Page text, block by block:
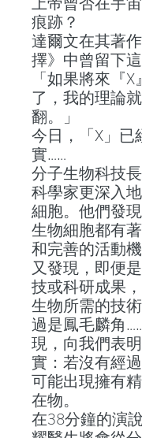
痕跡？
達爾文在其著
擇》中曾留下
「如果將來『
了，我的理論
翻。」
今日，「X」已
實……
分子生物科技
科學家更深入
細胞。他們發
生物細胞都有
和完善的活動
又發現，即便
技或科研成果
生物所需的技
過是鳳毛麟角
現，向我們表
實：若沒有經
可能出現擁有
在物。
在38分鐘的演